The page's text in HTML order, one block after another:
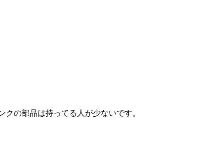
の部品は持ってる人が少ないです。